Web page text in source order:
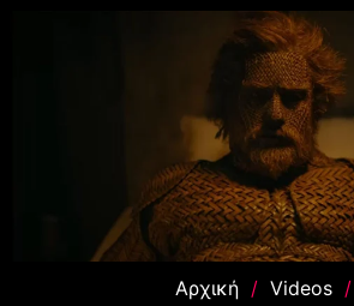
Αρχική / Videos /